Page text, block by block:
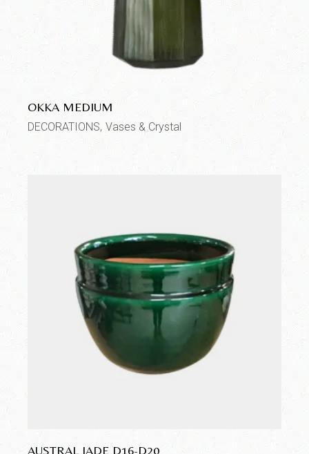
OKKA MEDIUM
DECORATIONS Vases & Crystal
AUSTRAL JADE D16-D20